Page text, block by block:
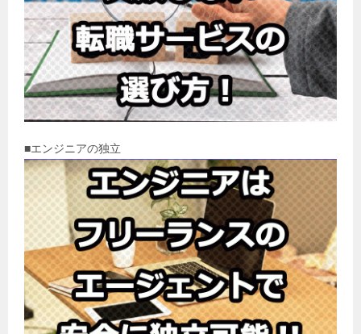
■エンジニアの独立